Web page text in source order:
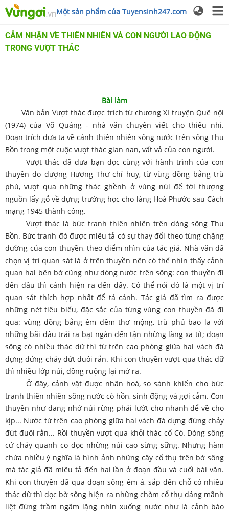
Một sản phẩm của Tuyensinh247.com
CẢM NHẬN VỀ THIÊN NHIÊN VÀ CON NGƯỜI LAO ĐỘNG
TRONG VƯỢT THÁC
Bài làm
Văn bản Vượt thác được trích từ chương XI truyện Quê nội
(1974) của Võ Quảng - nhà văn chuyên viết cho thiếu nhi.
Đoạn trích đưa ta về cảnh thiên nhiên sông nước trên sông Thu
Bồn trong một cuộc vượt thác gian nan, vất vả của con người.
Vượt thác đã đưa bạn đọc cùng với hành trình của con
thuyền do dượng Hương Thư chỉ huy, từ vùrg đồng bằng trù
phú, vượt qua những thác ghềnh ở vùng núi để tới thượng
nguồn lấy gỗ về dựng trường học cho làng Hoà Phước sau Cách
mạng 1945 thành công.
Vượt thác là bức tranh thiên nhiên trên dòng sông Thu
Bồn. Bức tranh đó được miêu tả có sự thay đổi theo từng chặng
đường của con thuyền, theo điểm nhìn của tác giả. Nhà văn đã
chọn vị trí quan sát là ở trên thuyền nên có thể nhìn thấy cảnh
quan hai bên bờ cũng như dòng nước trên sông: con thuyền đi
đến đâu thì cảnh hiện ra đến đấy. Có thể nói đó là một vị trí
quan sát thích hợp nhất để tả cảnh. Tác giả đã tìm ra được
những nét tiêu biểu, đặc sắc của từng vùng con thuyền đã đi
qua: vùng đồng bằng êm đềm thơ mộng, trù phú bao la với
những bãi dâu trải ra bạt ngàn đến tận những làng xa tít; đoạn
sông có nhiều thác dữ thì từ trên cao phóng giữa hai vách đá
dựng đứng chảy đứt đuôi rắn. Khi con thuyền vượt qua thác dữ
thì nhiều lớp núi, đồng ruộng lại mở ra.
Ở đây, cảnh vật được nhân hoá, so sánh khiến cho bức
tranh thiên nhiên sông nước có hồn, sinh động và gợi cảm. Con
thuyền như đang nhớ núi rừng phải lướt cho nhanh để về cho
kịp... Nước từ trên cao phóng giữa hai vách đá dựng đứng chảy
đứt đuôi rắn... Rồi thuyền vượt qua khỏi thác cổ Cò. Dòng sông
cứ chảy quanh co dọc những núi cao sừng sững. Nhưng hàm
chứa nhiều ý nghĩa là hình ảnh những cây cổ thụ trên bờ sông
mà tác giả đã miêu tả đến hai lần ở đoạn đầu và cuối bài văn.
Khi con thuyền đã qua đoạn sông êm ả, sắp đến chỗ có nhiều
thác dữ thì dọc bờ sông hiện ra những chòm cổ thụ dáng mãnh
liệt đứng trầm ngâm lặng nhìn xuống nước như là cảnh báo